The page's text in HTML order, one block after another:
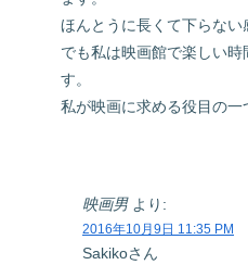
ほんとうに長くて下らない
でも私は映画館で楽しい
す。
私が映画に求める役目の一
映画男 より:
2016年10月9日 11:35 PM
Sakikoさん